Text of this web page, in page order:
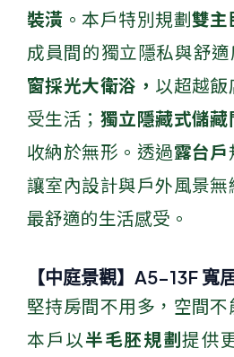
裝潢 。本戶特別規劃雙主
成員間的獨立隱私與舒
窗採光大衛浴， 以超越
受生活 ； 獨立隱藏式儲藏
收納於無形。透過露台戶
讓室內設計與戶外風景
最舒適的生活感受。
【中庭景觀】A5-13F 寬
堅持房間不用多，空間不
本戶以半毛胚規劃提供